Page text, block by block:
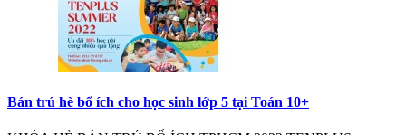
Bán trú hè bổ ích cho học sinh lớp 5 tại Toán 10+